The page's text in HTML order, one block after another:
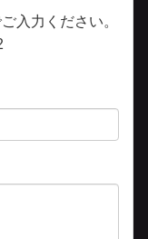
入力ください。